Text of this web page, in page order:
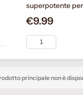
superpotente
BOISERIE in
€9.99
principale non è